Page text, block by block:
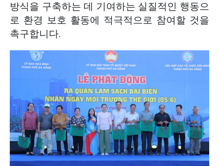
방식을 구축하는 데 기여하는 실질적인 행동으
로 환경 보호 활동에 적극적으로 참여할 것을
촉구합니다.